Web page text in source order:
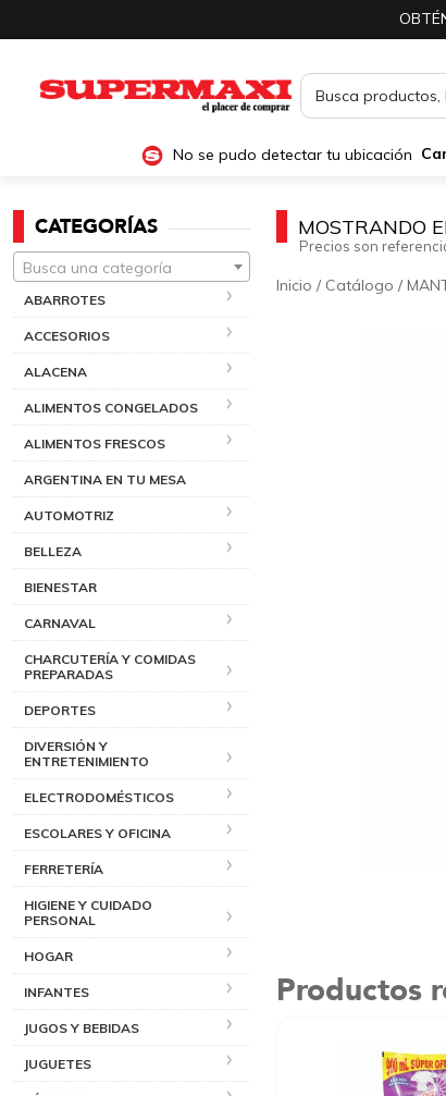
No se pudo detectar tu ubicación
CATEGORÍAS
Busca una categoría
ABARROTES
ACCESORIOS
ALACENA
ALIMENTOS CONGELADOS
ALIMENTOS FRESCOS
ARGENTINA EN TU MESA
AUTOMOTRIZ
BELLEZA
BIENESTAR
CARNAVAL
CHARCUTERÍA Y COMIDAS
PREPARADAS
DEPORTES
DIVERSIÓN Y
ENTRETENIMIENTO
ELECTRODOMÉSTICOS
ESCOLARES Y OFICINA
FERRETERÍA
HIGIENE Y CUIDADO
PERSONAL
HOGAR
INFANTES
JUGOS Y BEBIDAS
JUGUETES
MOSTRANDO
Precios son
Inicio / Catálogo /
Productos